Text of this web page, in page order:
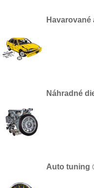
Havarované
Náhradné
Auto tuning